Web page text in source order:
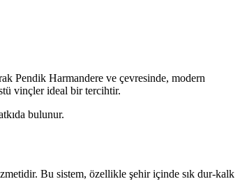
Pendik Harmandere ve çevresinde, modern
vinçler ideal bir tercihtir.
bulunur.
Bu sistem, özellikle şehir içinde sık dur-kalk